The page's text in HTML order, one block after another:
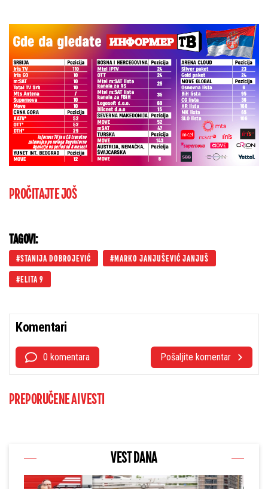
PROČITAJTE JOŠ
TAGOVI:
STANIJA DOBROJEVIĆ MARKO JANJUŠEVIĆ JANJUŠ
ELITA 9
Komentari
0 komentara Pošaljite komentar
PREPORUČENE AI VESTI
VEST DANA